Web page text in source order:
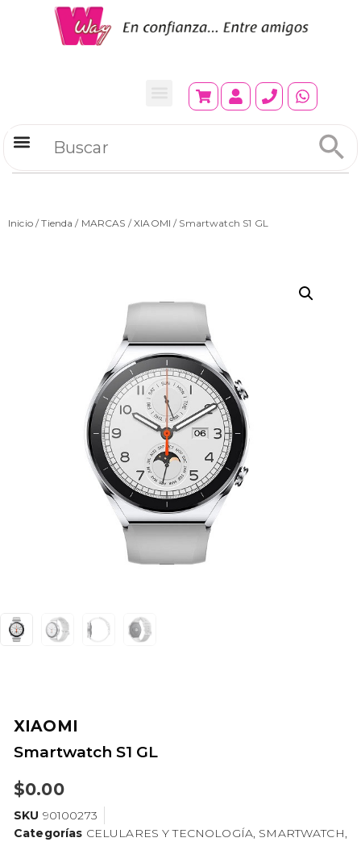
Inicio/Tienda / MARCAS /XIAOMI / Smartwatch S1 GL
XIAOMI
Smartwatch S1 GL
$0.00
SKU 90100273
Categorías CELULARES Y TECNOLOGÍA SMARTWATCH